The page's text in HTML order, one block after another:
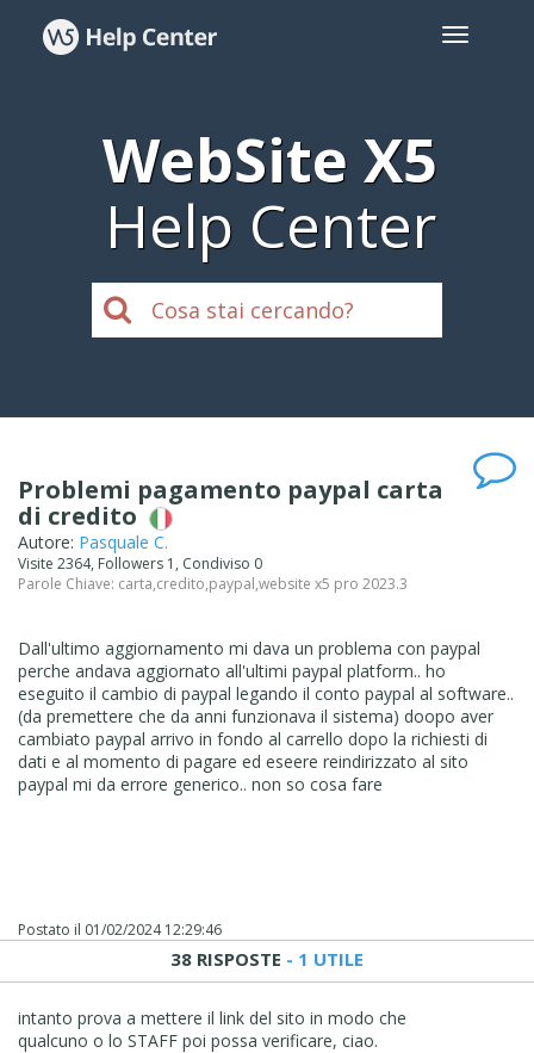
WebSite X5
Help Center
Problemi pagamento paypal carta
di credito
Autore: Pasquale C.
Visite 2364, Followers 1, Condiviso 0
Parole Chiave: carta,credito,paypal,website x5 pro 2023.3
Dall'ultimo aggiornamento mi dava un problema con paypal
perche andava aggiornato all'ultimi paypal platform.. ho
eseguito il cambio di paypal legando il conto paypal al software..
(da premettere che da anni funzionava il sistema) doopo aver
cambiato paypal arrivo in fondo al carrello dopo la richiesti di
dati e al momento di pagare ed eseere reindirizzato al sito
paypal mi da errore generico.. non so cosa fare
Postato il 01/02/2024 12:29:46
38 RISPOSTE - 1 UTILE
intanto prova a mettere il link del sito in modo che
qualcuno o lo STAFF poi possa verificare, ciao.